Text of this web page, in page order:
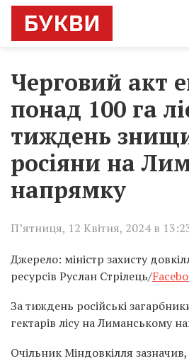
Черговий акт
понад 100 га
тиждень
росіяни на
напрямку
П’ятниця, 12 Квітня, 2024 в
Джерело: міністр захисту
ресурсів Руслан Стрілець/
За тиждень російські
гектарів лісу на Лиманському
Очільник Міндовкілля